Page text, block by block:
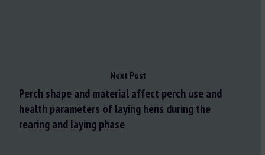
Next Post
Perch shape and material affect perch use and
health parameters of laying hens during the
rearing and laying phase